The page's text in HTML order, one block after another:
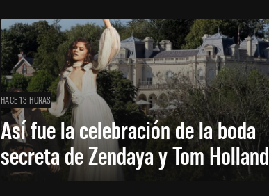
HACE 13 HORAS
Así fue la celebración de la boda
secreta de Zendaya y Tom Holland